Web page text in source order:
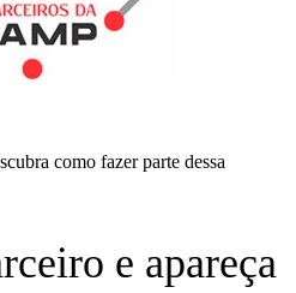
como fazer parte dessa
e apareça